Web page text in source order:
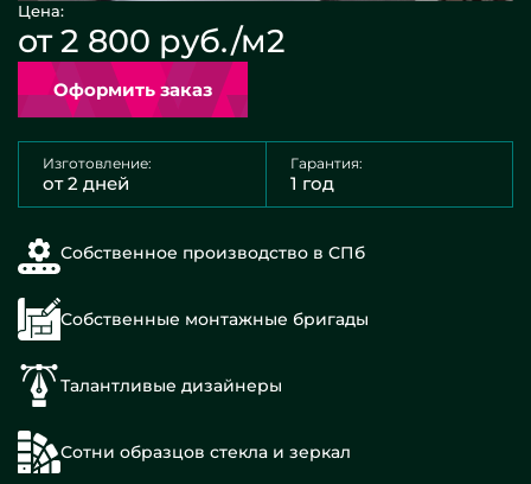
Цена:
от 2 800 руб./м2
Оформить заказ
Изготовление:
от 2 дней
Гарантия:
1 год
Собственное производство в СПб
Собственные монтажные бригады
Талантливые дизайнеры
Сотни образцов стекла и зеркал